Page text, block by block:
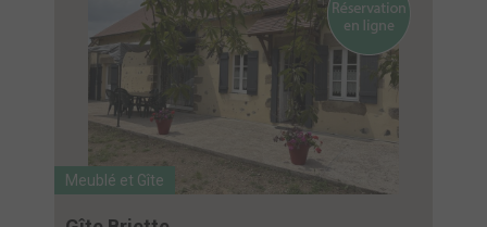
Meublé et Gîte